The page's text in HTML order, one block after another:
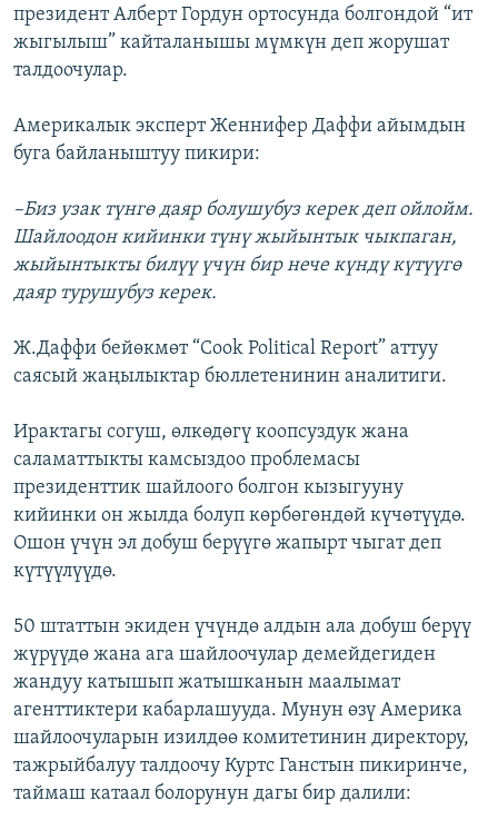
президент Алберт Гордун ортосунда болгондой “ит
жыгылыш” кайталанышы мүмкүн деп жорушат
талдоочулар.
Америкалык эксперт Женнифер Даффи айымдын
буга байланыштуу пикири:
–Биз узак түнгө даяр болушубуз керек деп ойлойм.
Шайлоодон кийинки түнү жыйынтык чыкпаган,
жыйынтыкты билүү үчүн бир нече күндү күтүүгө
даяр турушубуз керек.
Ж.Даффи бейөкмөт “Cook Political Report” аттуу
саясый жаңылыктар бюллетенинин аналитиги.
Ирактагы согуш, өлкөдөгү коопсуздук жана
саламаттыкты камсыздоо проблемасы
президенттик шайлоого болгон кызыгууну
кийинки он жылда болуп көрбөгөндөй күчөтүүдө.
Ошон үчүн эл добуш берүүгө жапырт чыгат деп
күтүүлүүдө.
50 штаттын экиден үчүндө алдын ала добуш берүү
жүрүүдө жана ага шайлоочулар демейдегиден
жандуу катышып жатышканын маалымат
агенттиктери кабарлашууда. Мунун өзү Америка
шайлоочуларын изилдөө комитетинин директору,
тажрыйбалуу талдоочу Куртс Ганстын пикиринче,
таймаш катаал болорунун дагы бир далили: